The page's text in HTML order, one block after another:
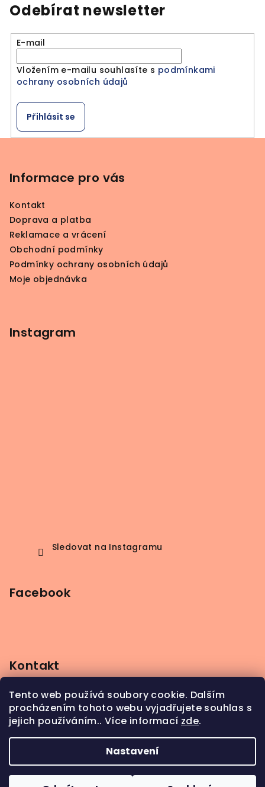
Tento web používá soubory cookie. Dalším
procházením tohoto webu vyjadřujete souhlas s
jejich používáním.. Více informací zde.
Nastavení
Odebírat newsletter
E-mail
Vložením e-mailu souhlasíte s podmínkami
ochrany osobních údajů
Přihlásit se
Informace pro vás
Kontakt
Doprava a platba
Reklamace a vrácení
Obchodní podmínky
Podmínky ochrany osobních údajů
Moje objednávka
Instagram
Sledovat na Instagramu
Facebook
Kontakt
info@beerbutik.cz
+420 606 123 111
vyhrazena.